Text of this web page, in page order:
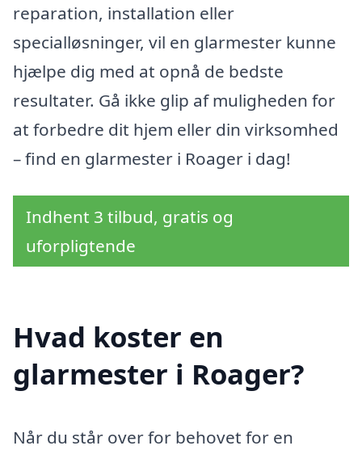
reparation, installation eller
specialløsninger, vil en glarmester kunne
hjælpe dig med at opnå de bedste
resultater. Gå ikke glip af muligheden for
at forbedre dit hjem eller din virksomhed
– find en glarmester i Roager i dag!
Indhent 3 tilbud, gratis og
uforpligtende
Hvad koster en
glarmester i Roager?
Når du står over for behovet for en